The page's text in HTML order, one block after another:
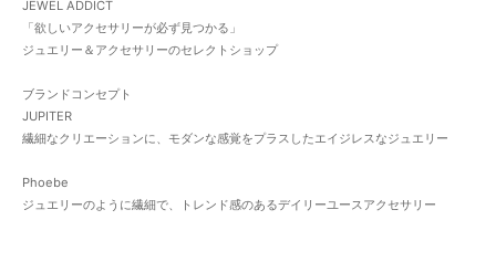
JEWEL ADDICT
「欲しいアクセサリーが必ず見つかる」
ジュエリー＆アクセサリーのセレクトショップ
ブランドコンセプト
JUPITER
繊細なクリエーションに、モダンな感覚をプラスしたエイジレスなジュエリー
Phoebe
ジュエリーのように繊細で、トレンド感のあるデイリーユースアクセサリー